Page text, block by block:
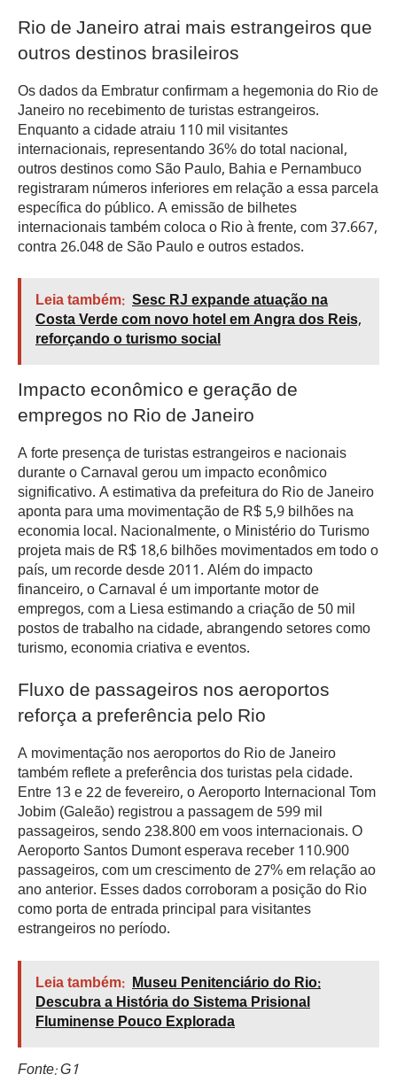
Rio de Janeiro atrai mais estrangeiros que
outros destinos brasileiros
Os dados da Embratur confirmam a hegemonia do Rio de
Janeiro no recebimento de turistas estrangeiros.
Enquanto a cidade atraiu 110 mil visitantes
internacionais, representando 36% do total nacional,
outros destinos como São Paulo, Bahia e Pernambuco
registraram números inferiores em relação a essa parcela
específica do público. A emissão de bilhetes
internacionais também coloca o Rio à frente, com 37.667,
contra 26.048 de São Paulo e outros estados.
Leia também: Sesc RJ expande atuação na
Costa Verde com novo hotel em Angra dos Reis,
reforçando o turismo social
Impacto econômico e geração de
empregos no Rio de Janeiro
A forte presença de turistas estrangeiros e nacionais
durante o Carnaval gerou um impacto econômico
significativo. A estimativa da prefeitura do Rio de Janeiro
aponta para uma movimentação de R$ 5,9 bilhões na
economia local. Nacionalmente, o Ministério do Turismo
projeta mais de R$ 18,6 bilhões movimentados em todo o
país, um recorde desde 2011. Além do impacto
financeiro, o Carnaval é um importante motor de
empregos, com a Liesa estimando a criação de 50 mil
postos de trabalho na cidade, abrangendo setores como
turismo, economia criativa e eventos.
Fluxo de passageiros nos aeroportos
reforça a preferência pelo Rio
A movimentação nos aeroportos do Rio de Janeiro
também reflete a preferência dos turistas pela cidade.
Entre 13 e 22 de fevereiro, o Aeroporto Internacional Tom
Jobim (Galeão) registrou a passagem de 599 mil
passageiros, sendo 238.800 em voos internacionais. O
Aeroporto Santos Dumont esperava receber 110.900
passageiros, com um crescimento de 27% em relação ao
ano anterior. Esses dados corroboram a posição do Rio
como porta de entrada principal para visitantes
estrangeiros no período.
Leia também: Museu Penitenciário do Rio:
Descubra a História do Sistema Prisional
Fluminense Pouco Explorada
Fonte: G1